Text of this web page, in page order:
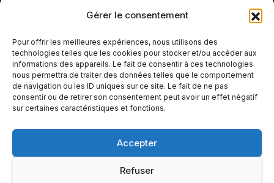
Gérer le consentement
Pour offrir les meilleures expériences, nous utilisons des
technologies telles que les cookies pour stocker et/ou accéder aux
informations des appareils. Le fait de consentir à ces technologies
nous permettra de traiter des données telles que le comportement
de navigation ou les ID uniques sur ce site. Le fait de ne pas
consentir ou de retirer son consentement peut avoir un effet négatif
sur certaines caractéristiques et fonctions.
Accepter
Refuser
Associations de quartier à Pertuis
associations économiques Pertuis
Associations humanitaires et sociales Associations patriotiques
Associations petite enfanceAssociations sportives de Pertuis
Bars à Pertuis: où sortir et boire un verreContactEmploi
Portail famille Pertuis